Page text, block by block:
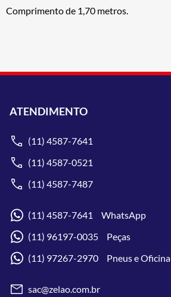
Comprimento de 1,70 metros.
ATENDIMENTO
(11) 4587-7641
(11) 4587-0521
(11) 4587-7487
(11) 4587-7641 WhatsApp
(11) 96197-0035 Peças
(11) 97267-2970 Pneus e Oficina
sac@zelao.com.br